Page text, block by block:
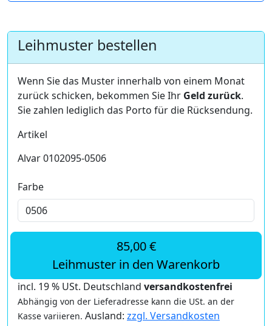
Leihmuster bestellen
Wenn Sie das Muster innerhalb von einem Monat
zurück schicken, bekommen Sie Ihr Geld zurück.
Sie zahlen lediglich das Porto für die Rücksendung.
Artikel
Alvar 0102095-0506
Farbe
85,00 €
Leihmuster in den Warenkorb
incl. 19 % USt. Deutschland versandkostenfrei
Abhängig von der Lieferadresse kann die USt. an der
Kasse variieren. Ausland: zzgl. Versandkosten